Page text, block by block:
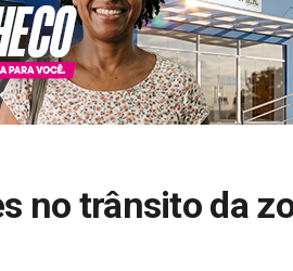
no trânsito da